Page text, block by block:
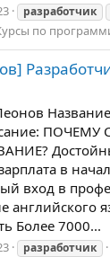
разработчик
по
ПОЧЕМУ
в
вход в
английского
Более 7000...
разработчик